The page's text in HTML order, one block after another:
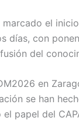
marcado el
días, con
del
en
se han
papel del